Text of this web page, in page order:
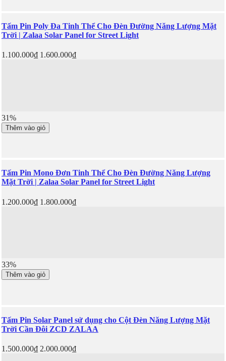
31%
Thêm vào giỏ
Tấm Pin Poly Đa Tinh Thể Cho Đèn Đường Năng Lượng Mặt
Trời | Zalaa Solar Panel for Street Light
1.100.000₫ 1.600.000₫
33%
Thêm vào giỏ
Tấm Pin Mono Đơn Tinh Thể Cho Đèn Đường Năng Lượng
Mặt Trời | Zalaa Solar Panel for Street Light
1.200.000₫ 1.800.000₫
Tấm Pin Solar Panel sử dụng cho Cột Đèn Năng Lượng Mặt
Trời Cần Đôi ZCD ZALAA
1.500.000₫ 2.000.000₫